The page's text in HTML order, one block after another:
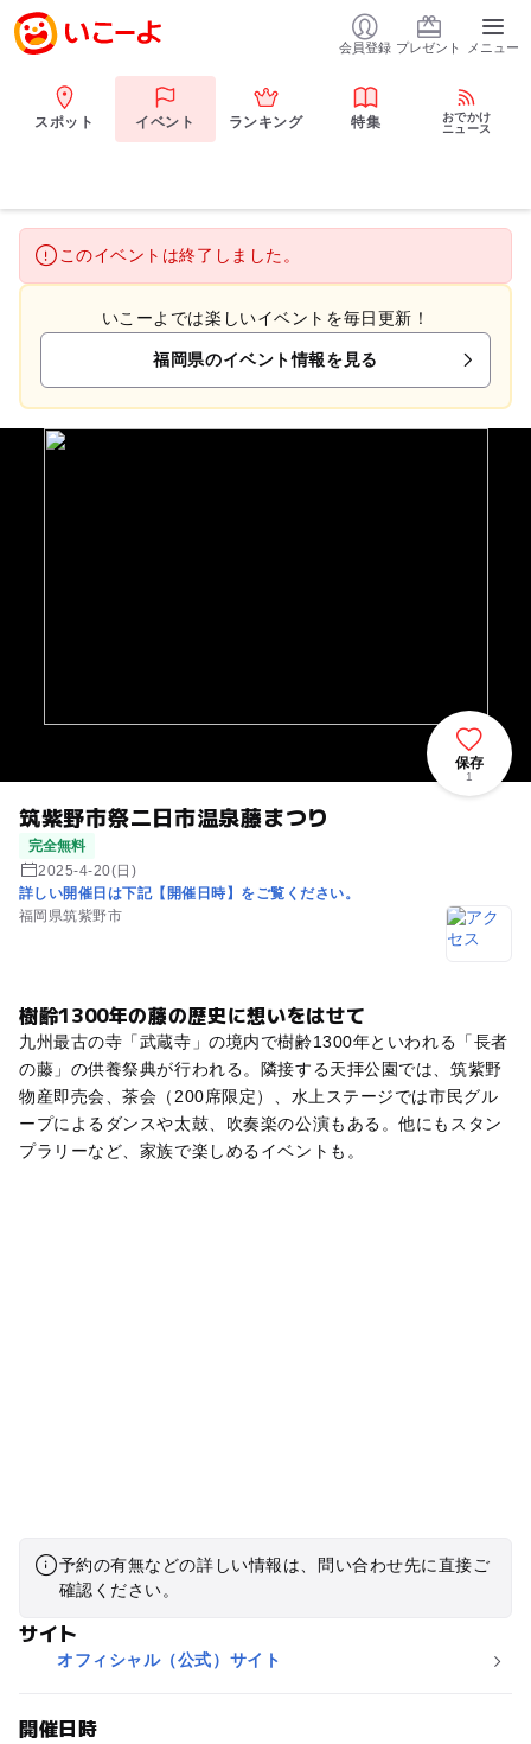
会員登録 プレゼント メニュー
スポット イベント ランキング 特集
おでかけ
ニュース
このイベントは終了しました。
いこーよでは楽しいイベントを毎日更新！
福岡県のイベント情報を見る
筑紫野市祭二日市温泉藤まつり
完全無料
2025-4-20(日)
詳しい開催日は下記【開催日時】をご覧ください。
福岡県筑紫野市
保存
1
樹齢1300年の藤の歴史に想いをはせて
九州最古の寺「武蔵寺」の境内で樹齢1300年といわれる「長者
の藤」の供養祭典が行われる。隣接する天拝公園では、筑紫野
物産即売会、茶会（200席限定）、水上ステージでは市民グル
ープによるダンスや太鼓、吹奏楽の公演もある。他にもスタン
プラリーなど、家族で楽しめるイベントも。
予約の有無などの詳しい情報は、問い合わせ先に直接ご
確認ください。
サイト
オフィシャル（公式）サイト
開催日時